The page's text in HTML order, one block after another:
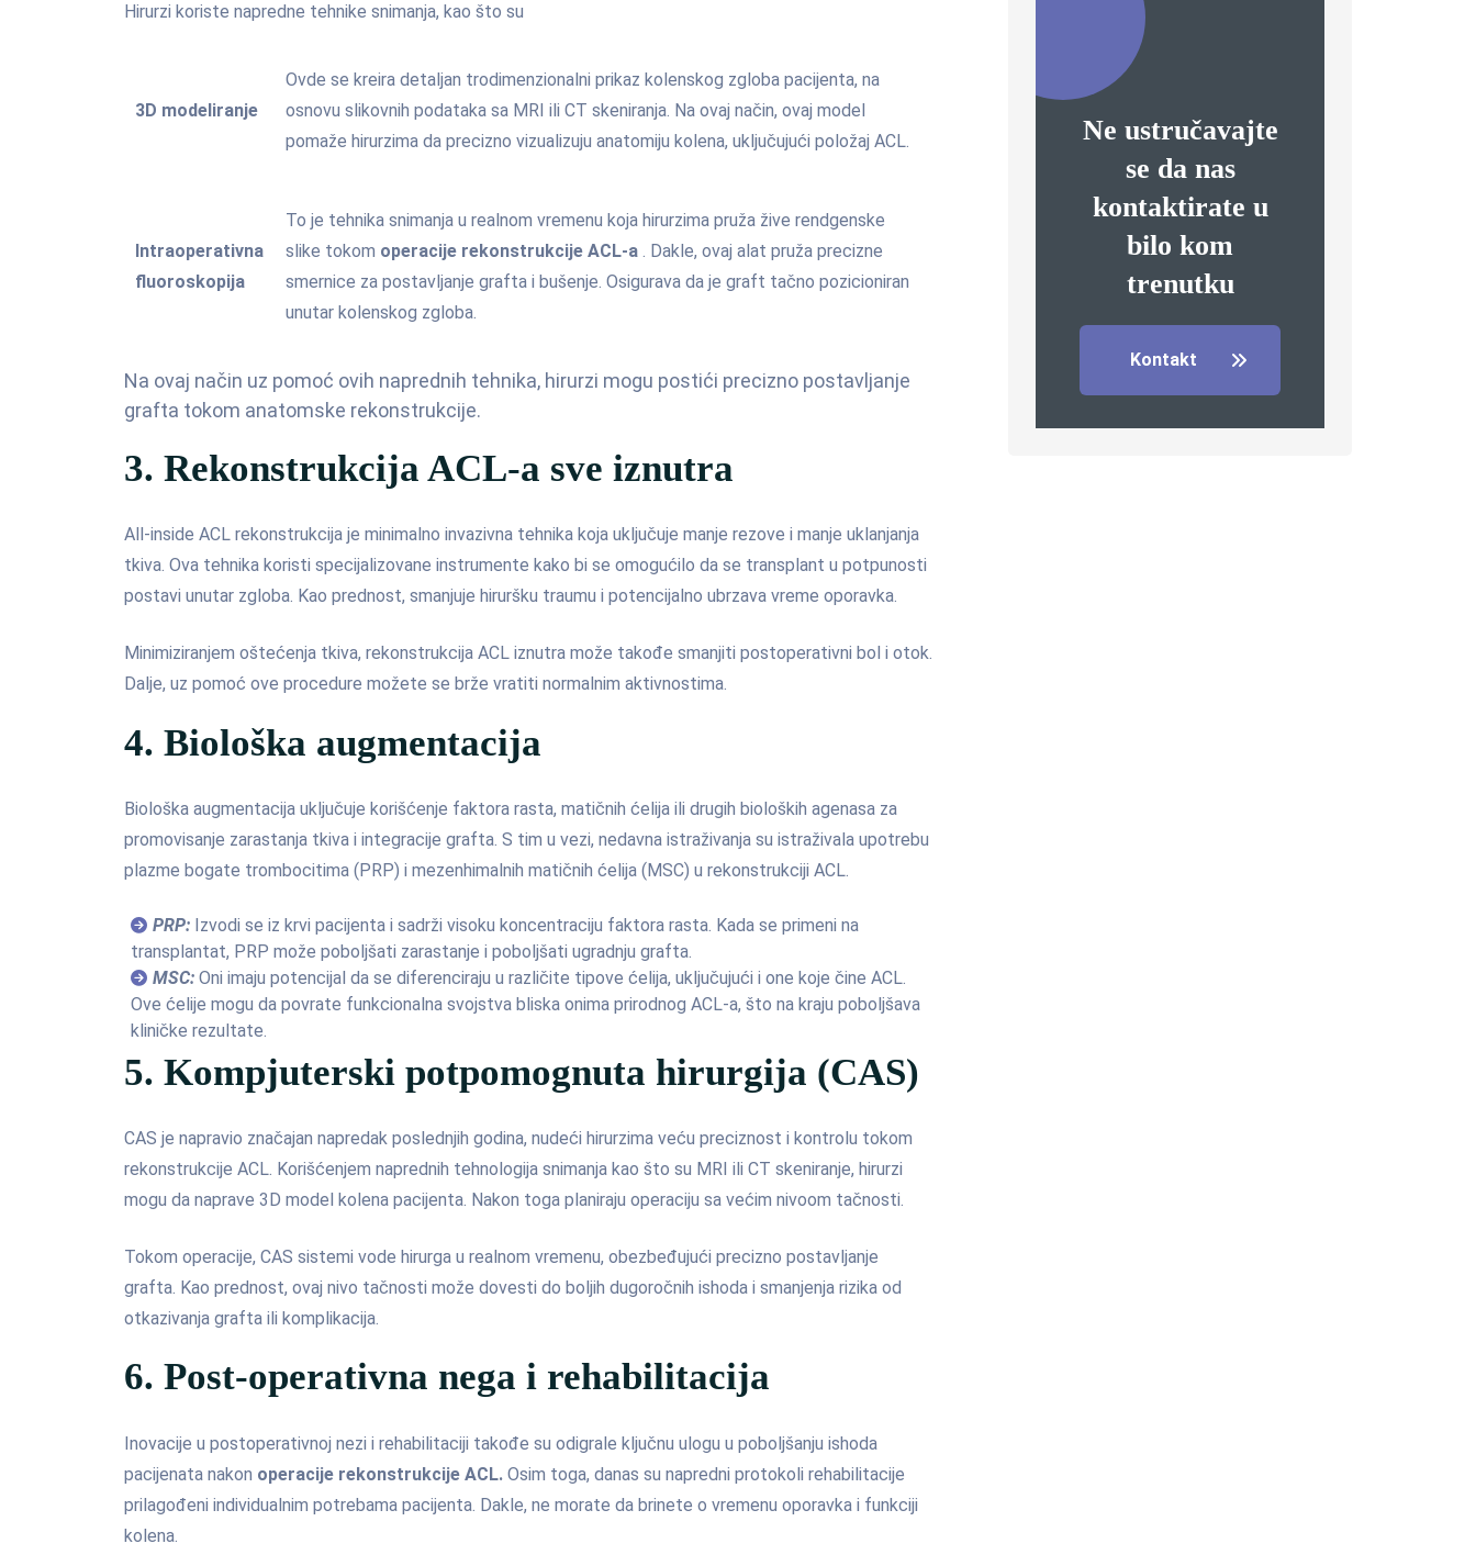
Hirurzi koriste napredne tehnike snimanja, kao što su
3D modeliranje
Ovde se kreira detaljan trodimenzionalni prikaz kolenskog zgloba pacijenta, na
osnovu slikovnih podataka sa MRI ili CT skeniranja. Na ovaj način, ovaj model
pomaže hirurzima da precizno vizualizuju anatomiju kolena, uključujući položaj ACL.
Intraoperativna
fluoroskopija
To je tehnika snimanja u realnom vremenu koja hirurzima pruža žive rendgenske
slike tokom operacije rekonstrukcije ACL-a . Dakle, ovaj alat pruža precizne
smernice za postavljanje grafta i bušenje. Osigurava da je graft tačno pozicioniran
unutar kolenskog zgloba.
Na ovaj način uz pomoć ovih naprednih tehnika, hirurzi mogu postići precizno postavljanje
grafta tokom anatomske rekonstrukcije.
3. Rekonstrukcija ACL-a sve iznutra
All-inside ACL rekonstrukcija je minimalno invazivna tehnika koja uključuje manje rezove i manje uklanjanja
tkiva. Ova tehnika koristi specijalizovane instrumente kako bi se omogućilo da se transplant u potpunosti
postavi unutar zgloba. Kao prednost, smanjuje hiruršku traumu i potencijalno ubrzava vreme oporavka.
Minimiziranjem oštećenja tkiva, rekonstrukcija ACL iznutra može takođe smanjiti postoperativni bol i otok.
Dalje, uz pomoć ove procedure možete se brže vratiti normalnim aktivnostima.
4. Biološka augmentacija
Biološka augmentacija uključuje korišćenje faktora rasta, matičnih ćelija ili drugih bioloških agenasa za
promovisanje zarastanja tkiva i integracije grafta. S tim u vezi, nedavna istraživanja su istraživala upotrebu
plazme bogate trombocitima (PRP) i mezenhimalnih matičnih ćelija (MSC) u rekonstrukciji ACL.
PRP: Izvodi se iz krvi pacijenta i sadrži visoku koncentraciju faktora rasta. Kada se primeni na
transplantat, PRP može poboljšati zarastanje i poboljšati ugradnju grafta.
MSC: Oni imaju potencijal da se diferenciraju u različite tipove ćelija, uključujući i one koje čine ACL.
Ove ćelije mogu da povrate funkcionalna svojstva bliska onima prirodnog ACL-a, što na kraju poboljšava
kliničke rezultate.
5. Kompjuterski potpomognuta hirurgija (CAS)
CAS je napravio značajan napredak poslednjih godina, nudeći hirurzima veću preciznost i kontrolu tokom
rekonstrukcije ACL. Korišćenjem naprednih tehnologija snimanja kao što su MRI ili CT skeniranje, hirurzi
mogu da naprave 3D model kolena pacijenta. Nakon toga planiraju operaciju sa većim nivoom tačnosti.
Tokom operacije, CAS sistemi vode hirurga u realnom vremenu, obezbeđujući precizno postavljanje
grafta. Kao prednost, ovaj nivo tačnosti može dovesti do boljih dugoročnih ishoda i smanjenja rizika od
otkazivanja grafta ili komplikacija.
6. Post-operativna nega i rehabilitacija
Inovacije u postoperativnoj nezi i rehabilitaciji takođe su odigrale ključnu ulogu u poboljšanju ishoda
pacijenata nakon operacije rekonstrukcije ACL. Osim toga, danas su napredni protokoli rehabilitacije
prilagođeni individualnim potrebama pacijenta. Dakle, ne morate da brinete o vremenu oporavka i funkciji
kolena.
Ne ustručavajte
se da nas
kontaktirate u
bilo kom
trenutku
Kontakt